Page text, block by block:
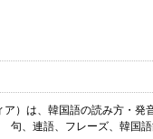
ア）は、韓国語の読み方・
句、連語、フレーズ、韓国